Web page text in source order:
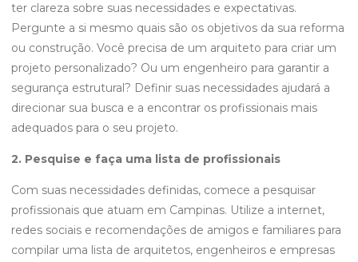
ter clareza sobre suas necessidades e expectativas.
Pergunte a si mesmo quais são os objetivos da sua reforma
ou construção. Você precisa de um arquiteto para criar um
projeto personalizado? Ou um engenheiro para garantir a
segurança estrutural? Definir suas necessidades ajudará a
direcionar sua busca e a encontrar os profissionais mais
adequados para o seu projeto.
2. Pesquise e faça uma lista de profissionais
Com suas necessidades definidas, comece a pesquisar
profissionais que atuam em Campinas. Utilize a internet,
redes sociais e recomendações de amigos e familiares para
compilar uma lista de arquitetos, engenheiros e empresas